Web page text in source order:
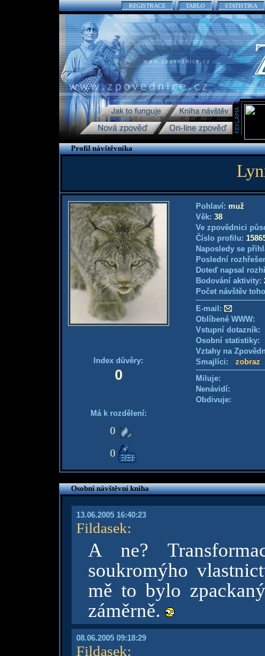
REGISTRACE TABLO STATISTIKA
Profil návštěvníka
Index důvěry:
0
Má k rozdělení:
0
0
Pohlaví: muž
Věk: 38
Ve zpovědnici
Číslo profilu:
Naposledy se
Poslední
Doteď napsal
Bodování aktivity:
Počet návštěv
E-mail:
Oblíbené WWW:
Vstupní
Osobní
Vztahy na
Smajlíci: zobraz
Miluje:
Nenávidí:
Obdivuje:
Osobní návštěvní kniha
13.06.2005 16:40:23
Fildasek:
A ne?
soukromýho
mě to bylo
záměrně.
08.06.2005 09:18:29
Fildasek: